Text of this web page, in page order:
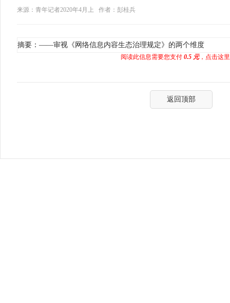
来源：青年记者2020年4月上
作者：彭桂兵
摘要：——审视《网络信息内容生态治理规定》的两个维度
阅读此信息需要您支付 0.5 元，点击这
返回顶部